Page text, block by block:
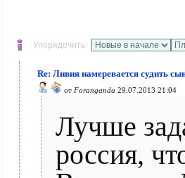
Упорядочить:
Re: Ливия намеревается судить
от Foranganda 29.07.2013 21:04
Лучше
россия,